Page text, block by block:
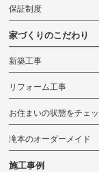
保証制度
家づくりのこだわり
新築工事
リフォーム工事
お住まいの状態をチェ
滝本のオーダーメイド
施工事例